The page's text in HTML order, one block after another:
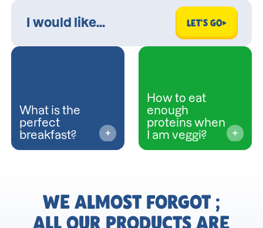
LET'S GO
What is the
perfect
breakfast?
How to eat
enough
proteins when
I am veggi?
WE ALMOST FORGOT ;
ALL OUR PRODUCTS ARE